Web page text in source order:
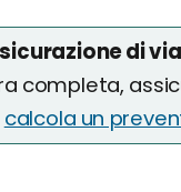
di
completa,
calcola un